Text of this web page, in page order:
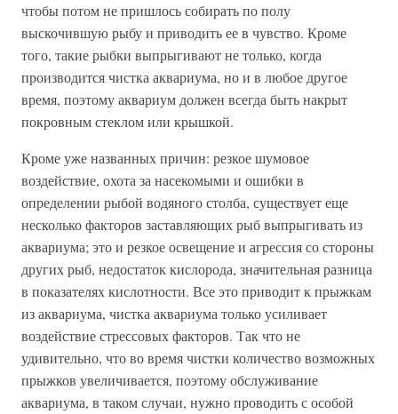
чтобы потом не пришлось собирать по полу
выскочившую рыбу и приводить ее в чувство. Кроме
того, такие рыбки выпрыгивают не только, когда
производится чистка аквариума, но и в любое другое
время, поэтому аквариум должен всегда быть накрыт
покровным стеклом или крышкой.
Кроме уже названных причин: резкое шумовое
воздействие, охота за насекомыми и ошибки в
определении рыбой водяного столба, существует еще
несколько факторов заставляющих рыб выпрыгивать из
аквариума; это и резкое освещение и агрессия со стороны
других рыб, недостаток кислорода, значительная разница
в показателях кислотности. Все это приводит к прыжкам
из аквариума, чистка аквариума только усиливает
воздействие стрессовых факторов. Так что не
удивительно, что во время чистки количество возможных
прыжков увеличивается, поэтому обслуживание
аквариума, в таком случаи, нужно проводить с особой